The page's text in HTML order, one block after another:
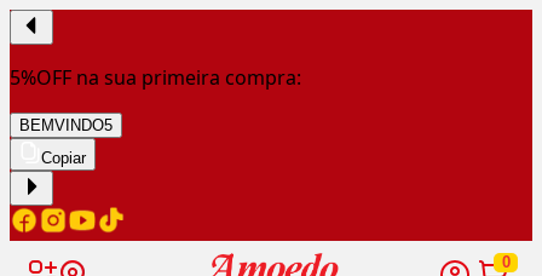
5%OFF na sua primeira compra:
BEMVINDO5
Copiar
0